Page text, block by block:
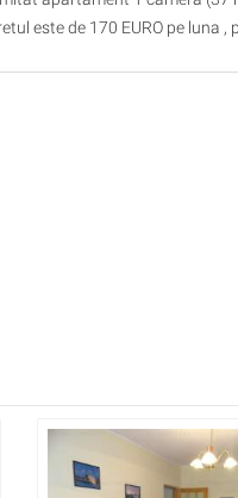
este de 170 EURO pe luna